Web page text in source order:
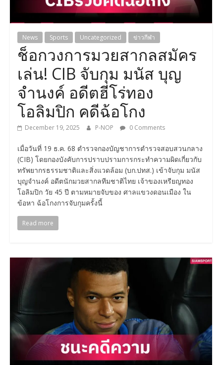
News Sports Uncategorized ข่าวกีฬา
ช็อกวงการมวยสากลสมัคร
เล่น! CIB จับกุม มนัส บุญ
จำนงค์ อดีตฮีโร่ทอง
โอลิมปิก คดีฉ้อโกง
December 19, 2025 P-NOP 0 Comments
เมื่อวันที่ 19 ธ.ค. 68 ตำรวจกองบัญชาการตำรวจสอบสวนกลาง
(CIB) โดยกองบังคับการปราบปรามการกระทำความผิดเกี่ยวกับ
ทรัพยากรธรรมชาติและสิ่งแวดล้อม (บก.ปทส.) เข้าจับกุม มนัส
บุญจำนงค์ อดีตนักมวยสากลทีมชาติไทย เจ้าของเหรียญทอง
โอลิมปิก วัย 45 ปี ตามหมายจับของ ศาลแขวงดอนเมือง ใน
ข้อหา ฉ้อโกงการจับกุมครั้งนี้
Read more